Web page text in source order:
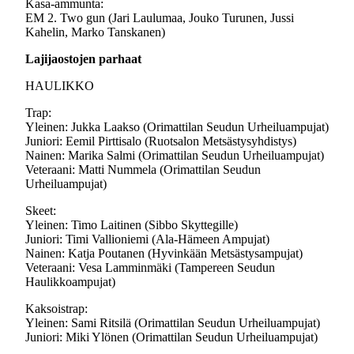
Kasa-ammunta:
EM 2. Two gun (Jari Laulumaa, Jouko Turunen, Jussi
Kahelin, Marko Tanskanen)
Lajijaostojen parhaat
HAULIKKO
Trap:
Yleinen: Jukka Laakso (Orimattilan Seudun Urheiluampujat)
Juniori: Eemil Pirttisalo (Ruotsalon Metsästysyhdistys)
Nainen: Marika Salmi (Orimattilan Seudun Urheiluampujat)
Veteraani: Matti Nummela (Orimattilan Seudun
Urheiluampujat)
Skeet:
Yleinen: Timo Laitinen (Sibbo Skyttegille)
Juniori: Timi Vallioniemi (Ala-Hämeen Ampujat)
Nainen: Katja Poutanen (Hyvinkään Metsästysampujat)
Veteraani: Vesa Lamminmäki (Tampereen Seudun
Haulikkoampujat)
Kaksoistrap:
Yleinen: Sami Ritsilä (Orimattilan Seudun Urheiluampujat)
Juniori: Miki Ylönen (Orimattilan Seudun Urheiluampujat)